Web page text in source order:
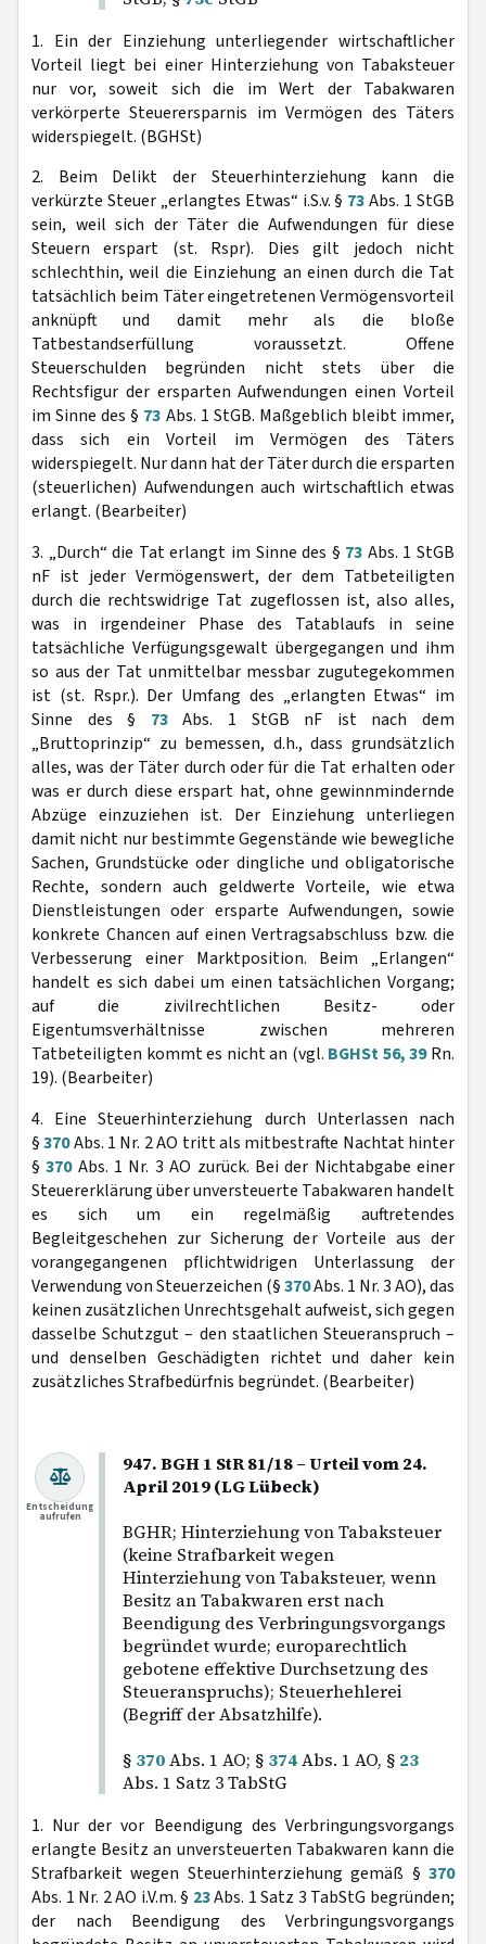
1. Ein der Einziehung unterliegender wirtschaftlicher
Vorteil liegt bei einer Hinterziehung von Tabaksteuer
nur vor, soweit sich die im Wert der Tabakwaren
verkörperte Steuerersparnis im Vermögen des Täters
widerspiegelt. (BGHSt)
2. Beim Delikt der Steuerhinterziehung kann die
verkürzte Steuer „erlangtes Etwas“ i.S.v. § 73Abs. 1 StGB
sein, weil sich der Täter die Aufwendungen für diese
Steuern erspart (st. Rspr). Dies gilt jedoch nicht
schlechthin, weil die Einziehung an einen durch die Tat
tatsächlich beim Täter eingetretenen Vermögensvorteil
anknüpft und damit mehr als die bloße
Tatbestandserfüllung voraussetzt. Offene
Steuerschulden begründen nicht stets über die
Rechtsfigur der ersparten Aufwendungen einen Vorteil
im Sinne des § 73 Abs. 1 StGB. Maßgeblich bleibt immer,
dass sich ein Vorteil im Vermögen des Täters
widerspiegelt. Nur dann hat der Täter durch die ersparten
(steuerlichen) Aufwendungen auch wirtschaftlich etwas
erlangt. (Bearbeiter)
3. „Durch“ die Tat erlangt im Sinne des § 73 Abs. 1 StGB
nF ist jeder Vermögenswert, der dem Tatbeteiligten
durch die rechtswidrige Tat zugeflossen ist, also alles,
was in irgendeiner Phase des Tatablaufs in seine
tatsächliche Verfügungsgewalt übergegangen und ihm
so aus der Tat unmittelbar messbar zugutegekommen
ist (st. Rspr.). Der Umfang des „erlangten Etwas“ im
Sinne des § 73Abs. 1 StGB nF ist nach dem
„Bruttoprinzip“ zu bemessen, d.h., dass grundsätzlich
alles, was der Täter durch oder für die Tat erhalten oder
was er durch diese erspart hat, ohne gewinnmindernde
Abzüge einzuziehen ist. Der Einziehung unterliegen
damit nicht nur bestimmte Gegenstände wie bewegliche
Sachen, Grundstücke oder dingliche und obligatorische
Rechte, sondern auch geldwerte Vorteile, wie etwa
Dienstleistungen oder ersparte Aufwendungen, sowie
konkrete Chancen auf einen Vertragsabschluss bzw. die
Verbesserung einer Marktposition. Beim „Erlangen“
handelt es sich dabei um einen tatsächlichen Vorgang;
auf die zivilrechtlichen Besitz- oder
Eigentumsverhältnisse zwischen mehreren
Tatbeteiligten kommt es nicht an (vgl. BGHSt 56, 39Rn.
19). (Bearbeiter)
4. Eine Steuerhinterziehung durch Unterlassen nach
§370Abs. 1 Nr. 2 AO tritt als mitbestrafte Nachtat hinter
§370Abs. 1 Nr. 3 AO zurück. Bei der Nichtabgabe einer
Steuererklärung über unversteuerte Tabakwaren handelt
es sich um ein regelmäßig auftretendes
Begleitgeschehen zur Sicherung der Vorteile aus der
vorangegangenen pflichtwidrigen Unterlassung der
Verwendung von Steuerzeichen (§370Abs. 1 Nr. 3 AO), das
keinen zusätzlichen Unrechtsgehalt aufweist, sich gegen
dasselbe Schutzgut – den staatlichen Steueranspruch –
und denselben Geschädigten richtet und daher kein
zusätzliches Strafbedürfnis begründet. (Bearbeiter)
947. BGH 1 StR 81/18 – Urteil vom 24.
April 2019 (LG Lübeck)
BGHR; Hinterziehung von Tabaksteuer
(keine Strafbarkeit wegen
Hinterziehung von Tabaksteuer, wenn
Besitz an Tabakwaren erst nach
Beendigung des Verbringungsvorgangs
begründet wurde; europarechtlich
gebotene effektive Durchsetzung des
Steueranspruchs); Steuerhehlerei
(Begriff der Absatzhilfe).
§ 370Abs. 1 AO; § 374Abs. 1 AO, § 23
Abs. 1 Satz 3 TabStG
Entscheidung
aufrufen
1. Nur der vor Beendigung des Verbringungsvorgangs
erlangte Besitz an unversteuerten Tabakwaren kann die
Strafbarkeit wegen Steuerhinterziehung gemäß § 370
Abs. 1 Nr. 2 AO i.V.m. § 23Abs. 1 Satz 3 TabStG begründen;
der nach Beendigung des Verbringungsvorgangs